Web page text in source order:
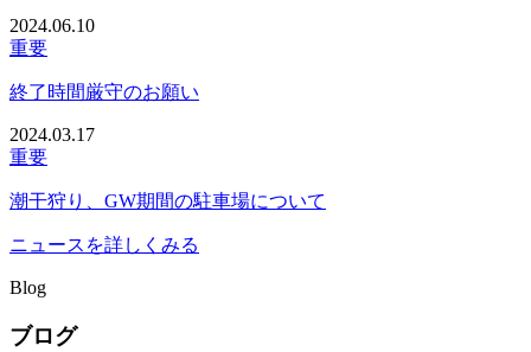
2024.06.10
重要
終了時間厳守のお願い
2024.03.17
重要
潮干狩り、GW期間の駐車場について
ニュースを詳しくみる
Blog
ブログ